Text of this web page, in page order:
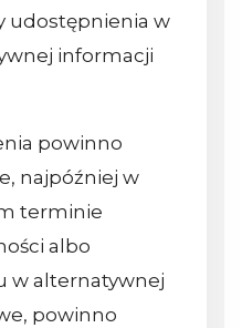
udostępnienia w
informacji
powinno
najpóźniej w
terminie
albo
w alternatywnej
powinno